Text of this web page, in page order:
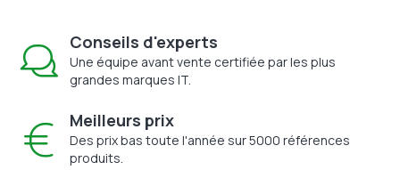
Conseils d'experts
Une équipe avant vente certifiée par les plus
grandes marques IT.
Meilleurs prix
Des prix bas toute l'année sur 5000 références
produits.